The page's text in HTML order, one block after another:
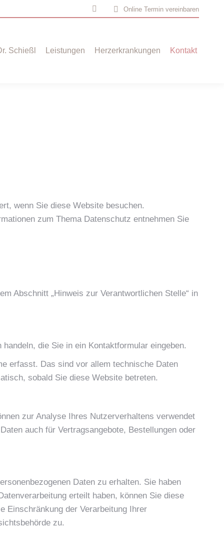
Instagram
in
Online Termin vereinbaren
Schießl Leistungen Herzerkrankungen Kontakt
wenn Sie diese Website besuchen.
zum Thema Datenschutz entnehmen Sie
Abschnitt „Hinweis zur Verantwortlichen Stelle“ in
die Sie in ein Kontaktformular eingeben.
erfasst. Das sind vor allem technische Daten
sobald Sie diese Website betreten.
zur Analyse Ihres Nutzerverhaltens verwendet
auch für Vertragsangebote, Bestellungen oder
Daten zu erhalten. Sie haben
erteilt haben, können Sie diese
Einschränkung der Verarbeitung Ihrer
zu.